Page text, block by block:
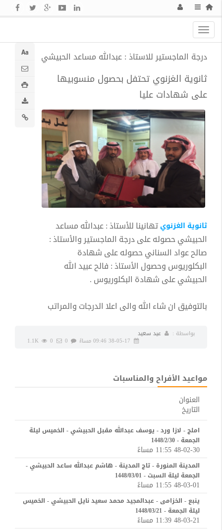
Toggle
navigation
درجة الماجستير للاستاذ : عبدالله مساعد الحبيشي
ثانوية الغزنوي تحتفل بحصول منسوبيها
على شهادات عليا
ثانوية الغزنويتهانينا للأستاذ : عبدالله مساعد
الحبيشي حصوله على درجة الماجستير والأستاذ :
صالح عواد السناني حصوله على شهادة
البكلوريوس وحصول الأستاذ : فالح عبيد الله
الحبيشي على شهادة البكلوريوس .
بالتوفيق ان شاء الله والى اعلا الدرجات والمراتب
بواسطة : عيد سعيد
مواعيد الأفراح والمناسبات
العنوان
التاريخ
املج - لازا ورد - يوسف عبدالله مقبل الحبيشي - الخميس ليلة
الجمعة - 1448/2/30
48-02-30 11:55 مساءً
المدينة المنورة - تاج المدينة - هاشم عبدالله ساعد الحبيشي -
الجمعة ليلة السبت - 1448/03/01
48-03-01 11:55 مساءً
ينبع - الخزامى - عبدالمجيد محمد سعيد نايل الحبيشي - الخميس
ليلة الجمعة - 1448/03/21
48-03-21 11:39 مساءً